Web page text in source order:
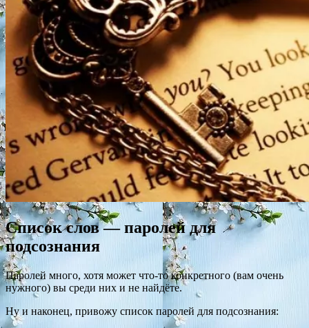
Список слов — паролей для
подсознания
Паролей много, хотя может что-то конкретного (вам очень
нужного) вы среди них и не найдёте.
Ну и наконец, привожу список паролей для подсознания: